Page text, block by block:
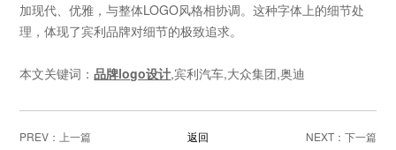
加现代、优雅，与整体LOGO风格相协调。这种字体上的细节处
理，体现了宾利品牌对细节的极致追求。
本文关键词：品牌logo设计,宾利汽车,大众集团,奥迪
PREV： NEXT：
返回